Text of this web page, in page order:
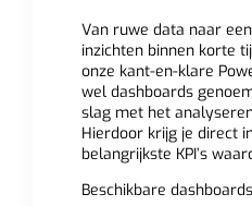
Van ruwe data naar
inzichten binnen korte
onze kant-en-klare
wel dashboards
slag met het
Hierdoor krijg je direct
belangrijkste KPI’s
Beschikbare